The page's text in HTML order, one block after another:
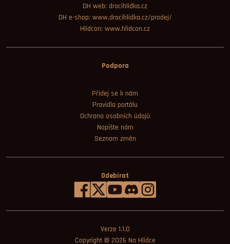
DH web: dracihlidka.cz
DH e-shop: www.dracihlidka.cz/prodej/
Hlídcon: www.hlidcon.cz
Podpora
Přidej se k nám
Pravidla portálu
Ochrana osobních údajů
Napište nám
Seznam změn
Odebírat
Verze 1.1.0
Copyright © 2026 Na Hlídce